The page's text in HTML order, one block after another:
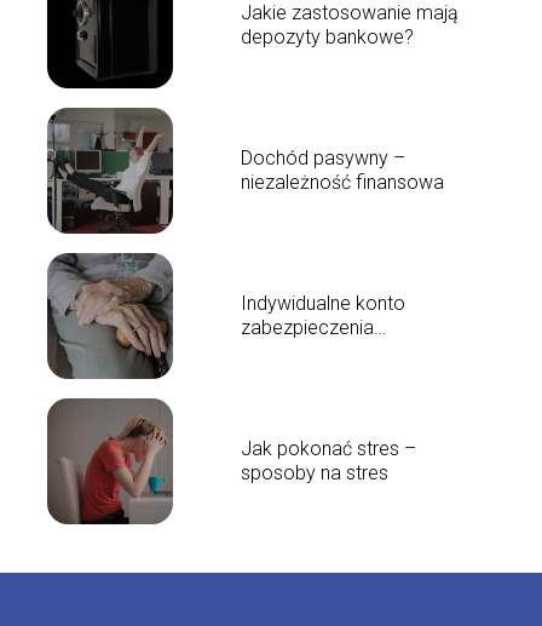
Jakie zastosowanie mają
depozyty bankowe?
Dochód pasywny –
niezależność finansowa
Indywidualne konto
zabezpieczenia
Jak pokonać stres –
sposoby na stres